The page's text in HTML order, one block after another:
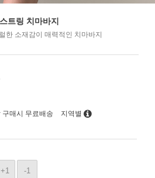
트링 치마바지
한 소재감이 매력적인 치마바지
구매시 무료배송 지역별
+1 -1